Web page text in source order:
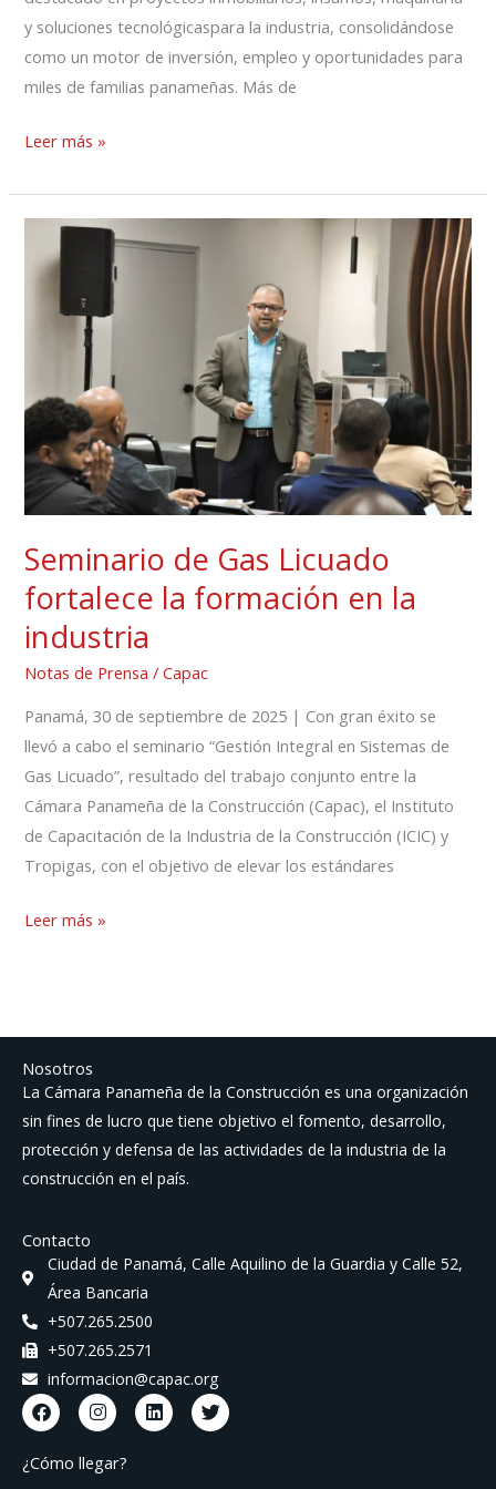
y soluciones tecnológicaspara la industria, consolidándose
como un motor de inversión, empleo y oportunidades para
miles de familias panameñas. Más de
Leer más »
Seminario de Gas Licuado
fortalece la formación en la
industria
Notas de Prensa /Capac
Panamá, 30 de septiembre de 2025 | Con gran éxito se
llevó a cabo el seminario “Gestión Integral en Sistemas de
Gas Licuado”, resultado del trabajo conjunto entre la
Cámara Panameña de la Construcción (Capac), el Instituto
de Capacitación de la Industria de la Construcción (ICIC) y
Tropigas, con el objetivo de elevar los estándares
Seminario
de
Licuado
fortalece
formación
en
industria
Leer más »
Nosotros
La Cámara Panameña de la Construcción es una organización
sin fines de lucro que tiene objetivo el fomento, desarrollo,
protección y defensa de las actividades de la industria de la
construcción en el país.
Contacto
Ciudad de Panamá, Calle Aquilino de la Guardia y Calle 52,
Área Bancaria
+507.265.2500
+507.265.2571
informacion@capac.org
F
a
c
e
b
I
n
s
t
a
L
i
n
T
w
i
¿Cómo llegar?